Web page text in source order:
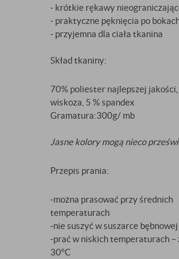
- krótkie rękawy
- praktyczne pęknięcia po
- przyjemna dla ciała tkanina
​Skład tkaniny:
70% poliester najlepszej jakości,
wiskoza, 5 % spandex
Gramatura:300g/ mb
Jasne kolory mogą nieco
Przepis prania:
-można prasować przy średnich
temperaturach
-nie suszyć w suszarce bębnowej
-prać w niskich temperaturach –
30°C